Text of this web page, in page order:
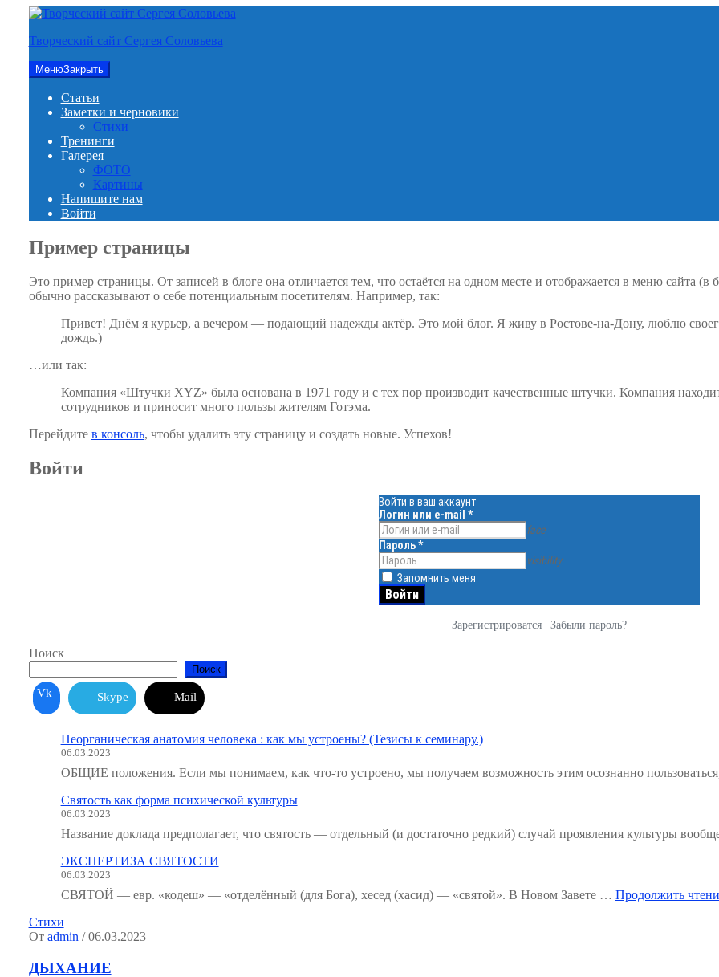
Перейти
содержимому
Творческий сайт Сергея Соловьева
МенюЗакрыть
Статьи
Заметки и черновики
Стихи
Тренинги
Галерея
ФОТО
Картины
Напишите нам
Войти
Пример страницы
Это пример страницы. От записей в блоге она отличается тем, что остаётся на одном месте и отображается в меню сайта
обычно рассказывают о себе потенциальным посетителям. Например, так:
Привет! Днём я курьер, а вечером — подающий надежды актёр. Это мой блог. Я живу в Ростове-на-Дону, люблю
дождь.)
…или так:
Компания «Штучки XYZ» была основана в 1971 году и с тех пор производит качественные штучки. Компания
сотрудников и приносит много пользы жителям Готэма.
Перейдите в консоль, чтобы удалить эту страницу и создать новые. Успехов!
Войти
Войти в ваш аккаунт
Логин или e-mail *
face
Пароль*
visibility
Запомнить меня
Зарегистрироватся | Забыли пароль?
Поиск
Поиск
Vk Skype Mail
Неорганическая анатомия человека : как мы устроены? (Тезисы к семинару.)
06.03.2023
ОБЩИЕ положения. Если мы понимаем, как что-то устроено, мы получаем возможность этим осознанно
Святость как форма психической культуры
06.03.2023
Название доклада предполагает, что святость — отдельный (и достаточно редкий) случай проявления культуры
ЭКСПЕРТИЗА СВЯТОСТИ
06.03.2023
СВЯТОЙ — евр. «кодеш» — «отделённый (для Бога), хесед (хасид) — «святой». В Новом Завете … Продолжить
Стихи
Отadmin / 06.03.2023
ДЫХАНИЕ